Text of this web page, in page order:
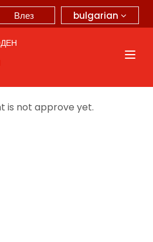
bulgarian
Влез
is not approve yet.